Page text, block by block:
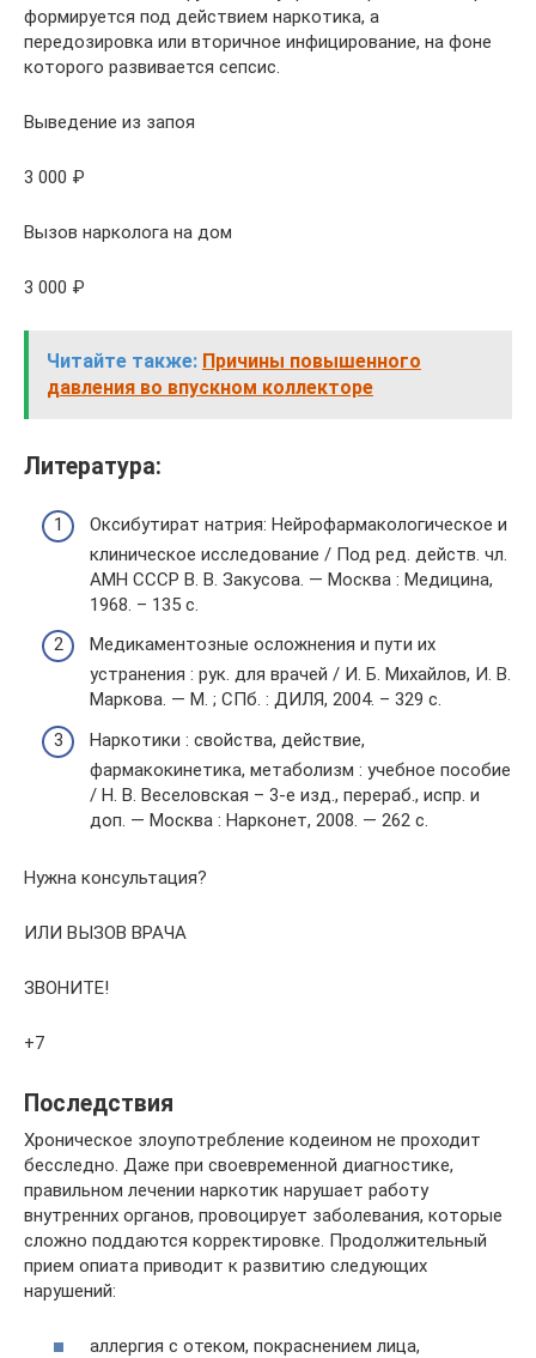
формируется под действием наркотика, а
передозировка или вторичное инфицирование, на фоне
которого развивается сепсис.
Выведение из запоя
3 000 ₽
Вызов нарколога на дом
3 000 ₽
Читайте также: Причины повышенного
давления во впускном коллекторе
Литература:
Оксибутират натрия: Нейрофармакологическое и
клиническое исследование / Под ред. действ. чл.
АМН СССР В. В. Закусова. — Москва : Медицина,
1968. – 135 с.
Медикаментозные осложнения и пути их
устранения : рук. для врачей / И. Б. Михайлов, И. В.
Маркова. — М. ; СПб. : ДИЛЯ, 2004. – 329 с.
Наркотики : свойства, действие,
фармакокинетика, метаболизм : учебное пособие
/ Н. В. Веселовская – 3-е изд., перераб., испр. и
доп. — Москва : Нарконет, 2008. — 262 с.
Нужна консультация?
ИЛИ ВЫЗОВ ВРАЧА
ЗВОНИТЕ!
+7
Последствия
Хроническое злоупотребление кодеином не проходит
бесследно. Даже при своевременной диагностике,
правильном лечении наркотик нарушает работу
внутренних органов, провоцирует заболевания, которые
сложно поддаются корректировке. Продолжительный
прием опиата приводит к развитию следующих
нарушений:
аллергия с отеком, покраснением лица,